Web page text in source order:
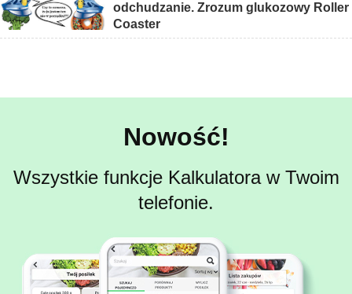
odchudzanie. Zrozum glukozowy Roller
Coaster
Nowość!
Wszystkie funkcje Kalkulatora w Twoim
telefonie.